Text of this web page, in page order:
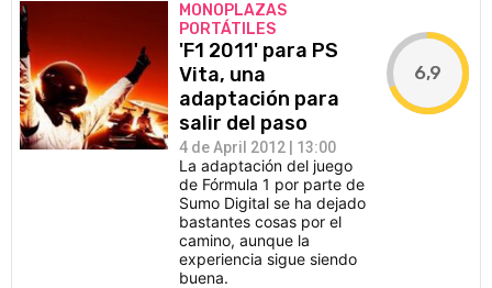
MONOPLAZAS
PORTÁTILES
'F1 2011' para PS
Vita, una
adaptación para
salir del paso
4 de April 2012 | 13:00
La adaptación del juego
de Fórmula 1 por parte de
Sumo Digital se ha dejado
bastantes cosas por el
camino, aunque la
experiencia sigue siendo
buena.
6,9